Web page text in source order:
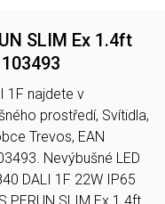
SLIM Ex 1.4ft
1F najdete v
prostředí, Svítidla,
Trevos, EAN
Nevýbušné LED
DALI 1F 22W IP65